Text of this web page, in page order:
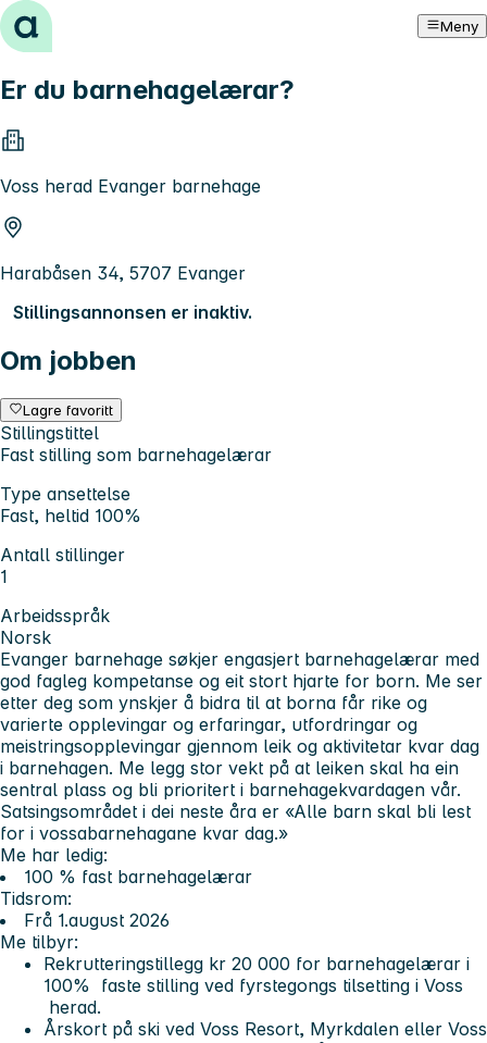
Hopp til innhold Meny
Er du barnehagelærar?
Voss herad Evanger barnehage
Harabåsen 34, 5707 Evanger
Stillingsannonsen er inaktiv.
Om jobben
Lagre favoritt
Stillingstittel
Fast stilling som barnehagelærar
Type ansettelse
Fast, heltid 100%
Antall stillinger
1
Arbeidsspråk
Norsk
Evanger barnehage søkjer engasjert barnehagelærar med
god fagleg kompetanse og eit stort hjarte for born. Me ser
etter deg som ynskjer å bidra til at borna får rike og
varierte opplevingar og erfaringar, utfordringar og
meistringsopplevingar gjennom leik og aktivitetar kvar dag
i barnehagen. Me legg stor vekt på at leiken skal ha ein
sentral plass og bli prioritert i barnehagekvardagen vår.
Satsingsområdet i dei neste åra er «Alle barn skal bli lest
for i vossabarnehagane kvar dag.»
Me har ledig:
100 % fast barnehagelærar
Tidsrom:
Frå 1.august 2026
Me tilbyr:
Rekrutteringstillegg kr 20 000 for barnehagelærar i
100% faste stilling ved fyrstegongs tilsetting i Voss
herad.
Årskort på ski ved Voss Resort, Myrkdalen eller Voss